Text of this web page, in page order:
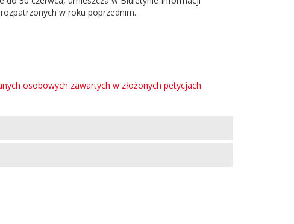
w roku poprzednim.
osobowych zawartych w złożonych petycjach